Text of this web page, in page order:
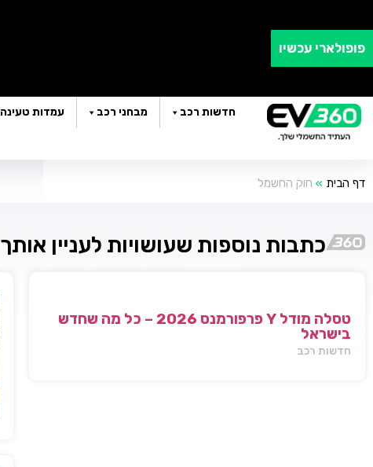
פופולארי עכשיו
חדשות רכב מבחני רכב עמדות טעינה
דף הבית » חוק החשמל
כתבות נוספות שעושויות לעניין אותך
טסלה מודל Y פרפורמנס 2026 – כל מה שחדש
בישראל
חדשות רכב